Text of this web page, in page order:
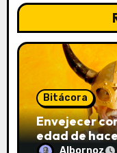
n
t
r
a
d
Bitácora
Envejecer
edad de
Albornoz